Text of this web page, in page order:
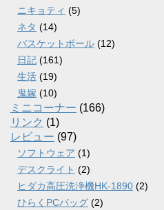
ニキョティ (5)
ネタ (14)
バスケットボール (12)
日記 (161)
生活 (19)
鬼嫁 (10)
ミニコーナー (166)
リンク (1)
レビュー (97)
ソフトウェア (1)
デスクライト (2)
ヒダカ高圧洗浄機HK-1890 (2)
ひらくPCバッグ (2)